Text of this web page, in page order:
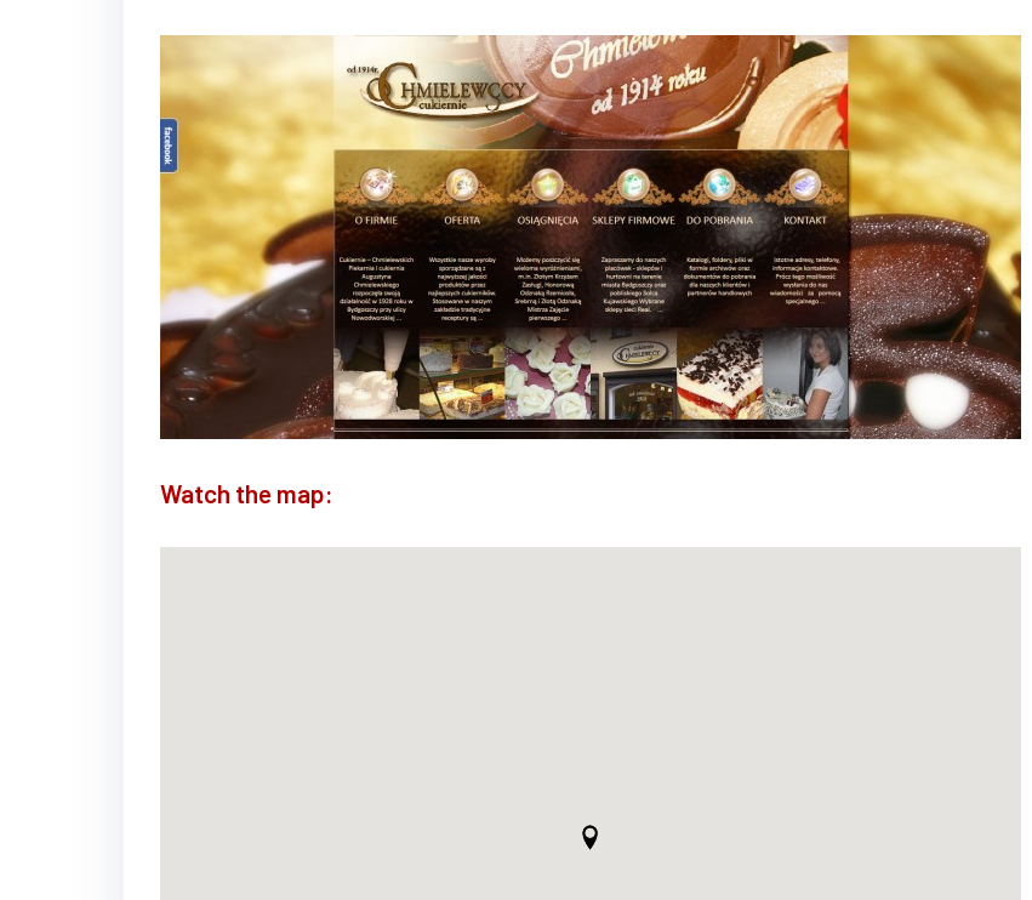
Watch the map: